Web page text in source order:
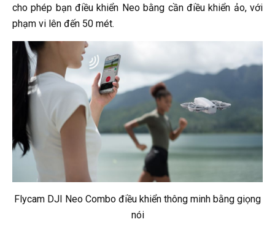
cho phép bạn điều khiển Neo bằng cần điều khiển ảo, với
phạm vi lên đến 50 mét.
Flycam DJI Neo Combo điều khiển thông minh bằng giọng
nói